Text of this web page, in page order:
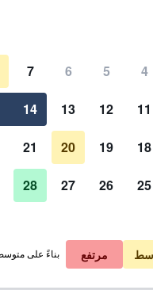
عرض
عرض
4
5
6
7
11
12
13
14
18
19
20
21
25
26
27
28
مرتفع بناءً على